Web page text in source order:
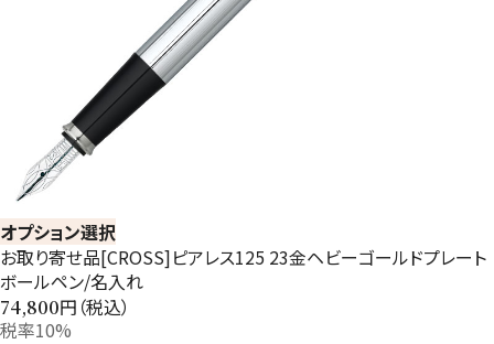
オプション選択
お取り寄せ品[CROSS]ピアレス125 23金ヘビーゴールドプレート
ボールペン/名入れ
74,800円（税込）
税率10%